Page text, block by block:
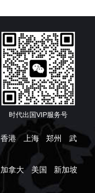
时代出国VIP服务号
香港 上海 郑州
武
加拿大 美国
新加坡